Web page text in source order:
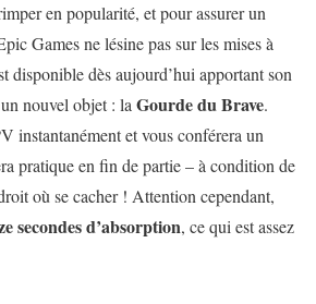
en popularité, et pour assurer un
Games ne lésine pas sur les mises à
disponible dès aujourd’hui apportant son
nouvel objet : la Gourde du Brave.
instantanément et vous conférera un
pratique en fin de partie – à condition de
où se cacher ! Attention cependant,
secondes d’absorption, ce qui est assez